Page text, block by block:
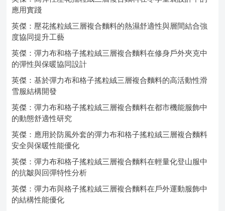
應用實踐
英傑：壓花搖粒絨三層複合麵料的熱濕舒適性與層間結合強
度協同提升工藝
英傑：彈力布和格子搖粒絨三層複合麵料在修身戶外夾克中
的彈性與保暖協同設計
英傑：基於彈力布和格子搖粒絨三層複合麵料的高活動性滑
雪服結構開發
英傑：彈力布和格子搖粒絨三層複合麵料在都市機能服飾中
的動態舒適性研究
英傑：應用於防風外套的彈力布和格子搖粒絨三層複合麵料
安全與保暖性能優化
英傑：彈力布和格子搖粒絨三層複合麵料在輕量化登山服中
的抗皺與回彈特性分析
英傑：彈力布與格子搖粒絨三層複合麵料在戶外運動服飾中
的結構性能優化